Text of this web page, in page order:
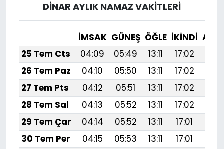
DİNAR AYLIK NAMAZ VAKITLERI
İMSAK GÜNEŞ ÖĞLE İKINDI
25 Tem Cts
04:09 05:49 13:11 17:02
26 Tem Paz
04:10 05:50 13:11 17:02
27 Tem Pts
04:12 05:51 13:11 17:02
28 Tem Sal
04:13 05:52 13:11 17:02
29 Tem Çar
04:14 05:52 13:11 17:01
30 Tem Per
04:15 05:53 13:11 17:01